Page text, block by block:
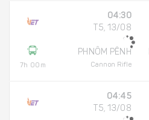
7h 00m
04:30
T5, 13/08
PHNÔM PÊNH
Cannon Rifle
04:45
T5, 13/08